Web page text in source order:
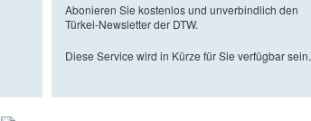
Abonieren Sie kostenlos und unverbindlich den
Türkei-Newsletter der DTW.
Diese Service wird in Kürze für Sie verfügbar sein.